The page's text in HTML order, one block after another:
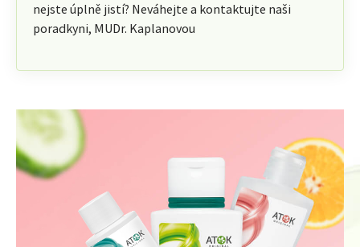
nejste úplně jistí? Neváhejte a kontaktujte naši
poradkyni, MUDr. Kaplanovou